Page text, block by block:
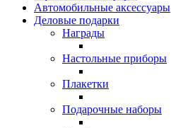
Автомобильные аксессуары
Деловые подарки
Награды
Настольные приборы
Плакетки
Подарочные наборы